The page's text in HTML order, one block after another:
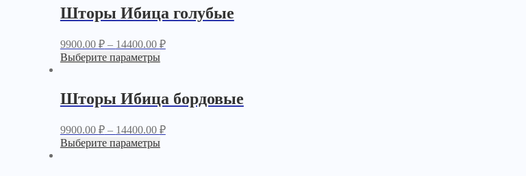
Шторы Ибица голубые
9900.00 ₽– 14400.00 ₽
Выберите параметры
Шторы Ибица бордовые
9900.00 ₽– 14400.00 ₽
Выберите параметры